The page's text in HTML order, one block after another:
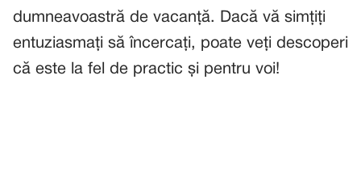
dumneavoastră de vacanță. Dacă vă simțiți
entuziasmați să încercați, poate veți descoperi
că este la fel de practic și pentru voi!